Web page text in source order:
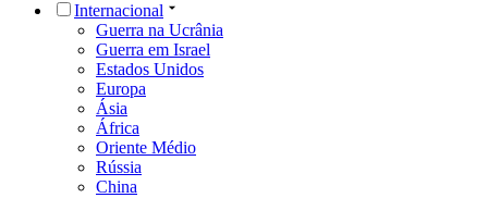
Internacional
Guerra na Ucrânia
Guerra em Israel
Estados Unidos
Europa
Ásia
África
Oriente Médio
Rússia
China